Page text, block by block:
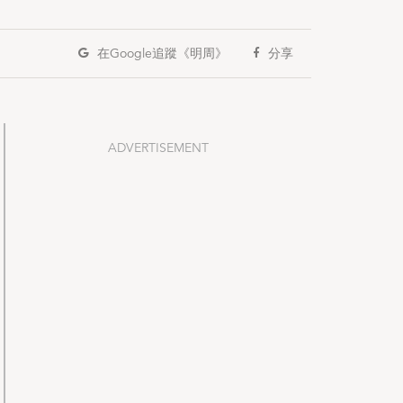
在Google追蹤《明周》 分享
ADVERTISEMENT